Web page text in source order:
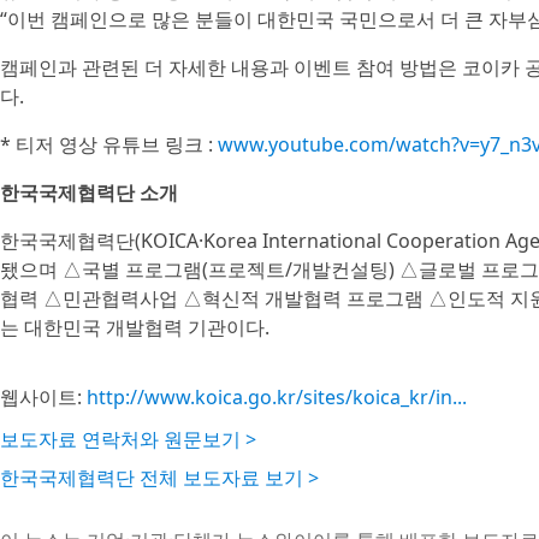
“이번 캠페인으로 많은 분들이 대한민국 국민으로서 더 큰 자
캠페인과 관련된 더 자세한 내용과 이벤트 참여 방법은 코이카
다.
* 티저 영상 유튜브 링크 : www.youtube.com/
한국국제협력단 소개
한국국제협력단(KOICA·Korea International Cooperation
됐으며 △국별 프로그램(프로젝트/개발컨설팅) △글로벌 프로
협력 △민관협력사업 △혁신적 개발협력 프로그램 △인도적 지
는 대한민국 개발협력 기관이다.
웹사이트: http://www.koica.go.kr/sites/koica_kr/in...
보도자료 연락처와 원문보기 >
한국국제협력단 전체 보도자료 보기 >